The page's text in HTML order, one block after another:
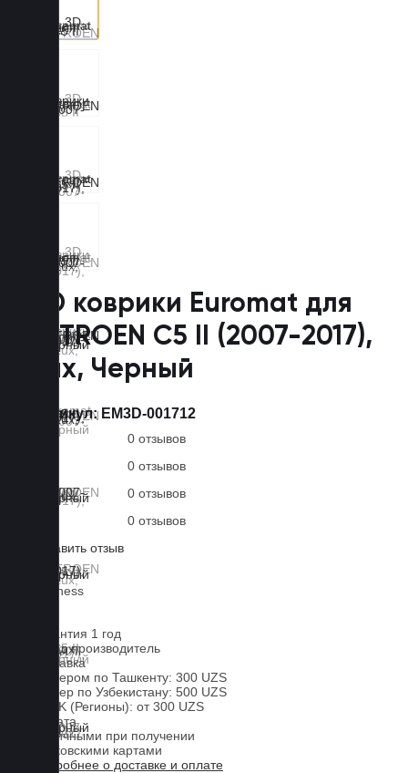
3D коврики Euromat для
CITROEN C5 II (2007-2017),
Lux, Черный
Артикул: EM3D-001712
0 отзывов
0 отзывов
0 отзывов
0 отзывов
Оставить отзыв
Business
Гарантия 1 год
Завод производитель
Доставка
Курьером по Ташкенту: 300 UZS
Курьер по Узбекистану: 500 UZS
CDEK (Регионы): от 300 UZS
Оплата
Наличными при получении
Банковскими картами
Подробнее о доставке и оплате